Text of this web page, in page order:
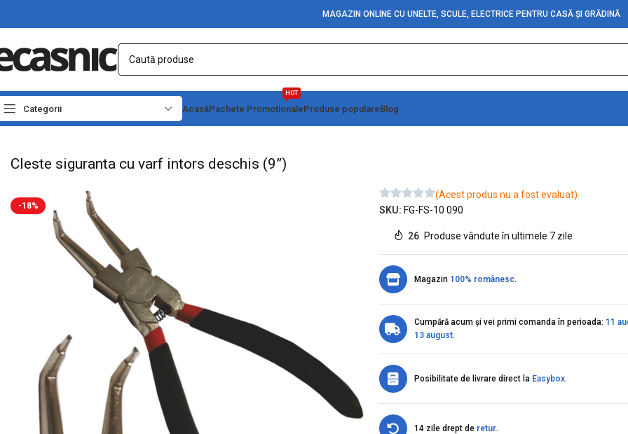
MAGAZIN ONLINE CU UNELTE, SCULE, ELECTRICE PENTRU CASĂ ȘI GRĂDINĂ
Categorii AcasăPachete Promoționale
HOT
Produse populareBlog
Prima pagină Scule - Unelte Clesti & Patenti
Cleste siguranta cu varf intors deschis (9”)
-18%
(Acest produs nu a fost evaluat)
SKU: FG-FS-10 090
26 Produse vândute în ultimele 7 zile
Magazin 100% românesc.
Cumpără acum și vei primi comanda în perioada: 11
13 august.
Posibilitate de livrare direct la Easybox.
14 zile drept de retur.